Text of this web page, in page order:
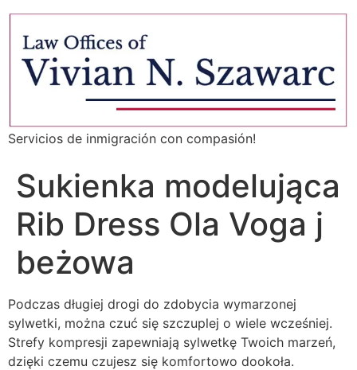
Servicios de inmigración con compasión!
Sukienka modelująca
Rib Dress Ola Voga j
beżowa
Podczas długiej drogi do zdobycia wymarzonej
sylwetki, można czuć się szczuplej o wiele wcześniej.
Strefy kompresji zapewniają sylwetkę Twoich marzeń,
dzięki czemu czujesz się komfortowo dookoła.